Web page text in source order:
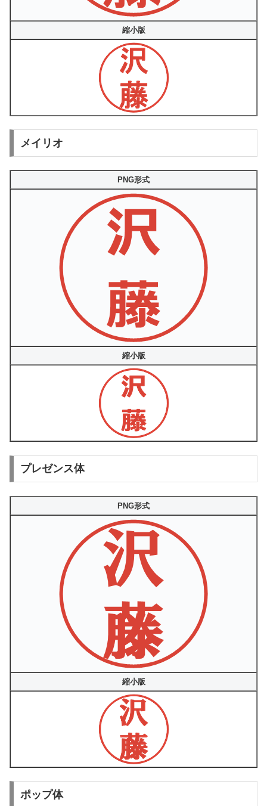
縮小版
メイリオ
PNG形式
縮小版
プレゼンス体
PNG形式
縮小版
ポップ体